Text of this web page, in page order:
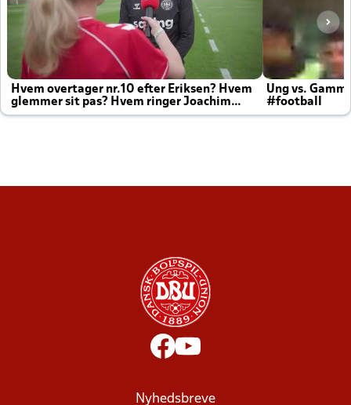
Hvem overtager nr.10 efter Eriksen? Hvem
glemmer sit pas? Hvem ringer Joachim
altid til efter kampe?
Ung vs.
#football
Nyhedsbreve